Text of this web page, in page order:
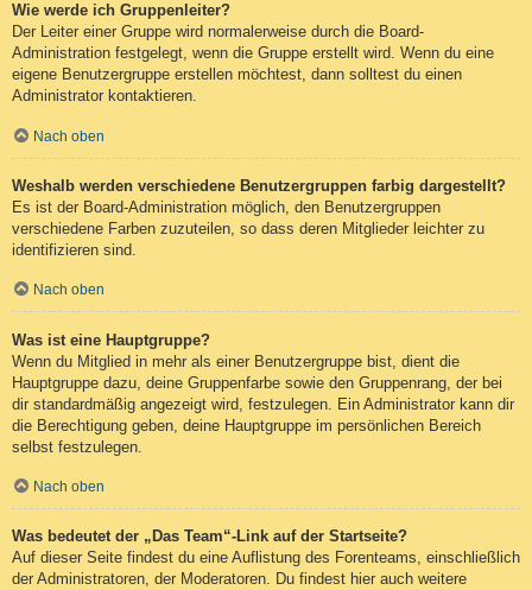
Wie werde ich Gruppenleiter?
Der Leiter einer Gruppe wird normalerweise durch die Board-
Administration festgelegt, wenn die Gruppe erstellt wird. Wenn du eine
eigene Benutzergruppe erstellen möchtest, dann solltest du einen
Administrator kontaktieren.
Nach oben
Weshalb werden verschiedene Benutzergruppen farbig dargestellt?
Es ist der Board-Administration möglich, den Benutzergruppen
verschiedene Farben zuzuteilen, so dass deren Mitglieder leichter zu
identifizieren sind.
Nach oben
Was ist eine Hauptgruppe?
Wenn du Mitglied in mehr als einer Benutzergruppe bist, dient die
Hauptgruppe dazu, deine Gruppenfarbe sowie den Gruppenrang, der bei
dir standardmäßig angezeigt wird, festzulegen. Ein Administrator kann dir
die Berechtigung geben, deine Hauptgruppe im persönlichen Bereich
selbst festzulegen.
Nach oben
Was bedeutet der „Das Team“-Link auf der Startseite?
Auf dieser Seite findest du eine Auflistung des Forenteams, einschließlich
der Administratoren, der Moderatoren. Du findest hier auch weitere